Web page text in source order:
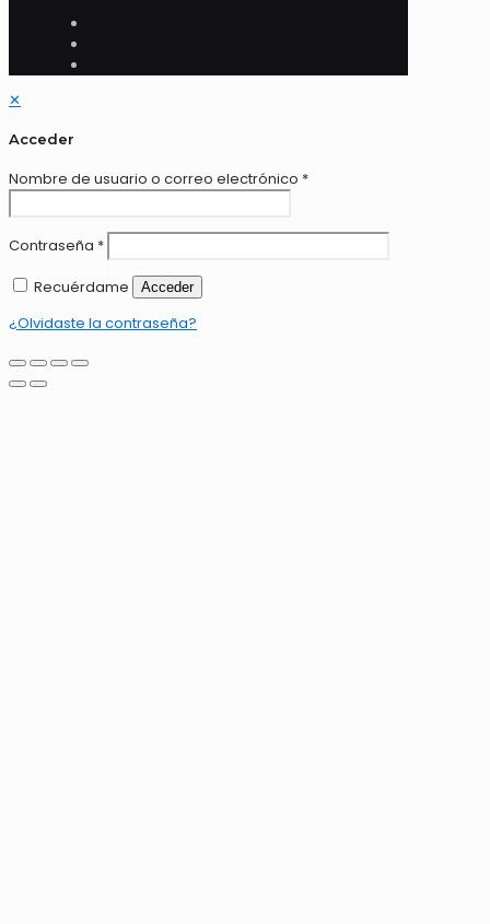
✕
Acceder
Nombre de usuario o correo electrónico *
Contraseña *
Recuérdame
Acceder
¿Olvidaste la contraseña?